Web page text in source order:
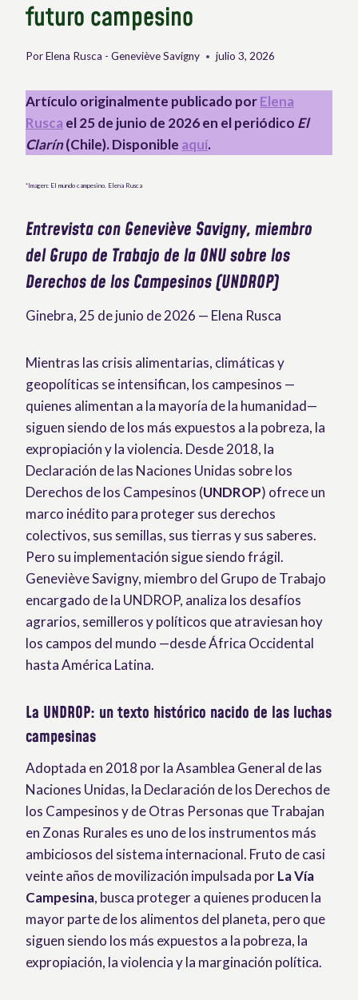
futuro campesino
PorElena Rusca - Geneviève Savigny julio 3, 2026
Artículo originalmente publicado porElena
Rusca el 25 de junio de 2026 en el periódico El
Clarín(Chile). Disponible aquí.
*Imagen: El mundo campesino. Elena Rusca
Entrevista con Geneviève Savigny, miembro
del Grupo de Trabajo de la ONU sobre los
Derechos de los Campesinos (UNDROP)
Ginebra, 25 de junio de 2026 — Elena Rusca
Mientras las crisis alimentarias, climáticas y
geopolíticas se intensifican, los campesinos —
quienes alimentan a la mayoría de la humanidad—
siguen siendo de los más expuestos a la pobreza, la
expropiación y la violencia. Desde 2018, la
Declaración de las Naciones Unidas sobre los
Derechos de los Campesinos (UNDROP) ofrece un
marco inédito para proteger sus derechos
colectivos, sus semillas, sus tierras y sus saberes.
Pero su implementación sigue siendo frágil.
Geneviève Savigny, miembro del Grupo de Trabajo
encargado de la UNDROP, analiza los desafíos
agrarios, semilleros y políticos que atraviesan hoy
los campos del mundo —desde África Occidental
hasta América Latina.
La UNDROP: un texto histórico nacido de las luchas
campesinas
Adoptada en 2018 por la Asamblea General de las
Naciones Unidas, la Declaración de los Derechos de
los Campesinos y de Otras Personas que Trabajan
en Zonas Rurales es uno de los instrumentos más
ambiciosos del sistema internacional. Fruto de casi
veinte años de movilización impulsada porLa Vía
Campesina, busca proteger a quienes producen la
mayor parte de los alimentos del planeta, pero que
siguen siendo los más expuestos a la pobreza, la
expropiación, la violencia y la marginación política.